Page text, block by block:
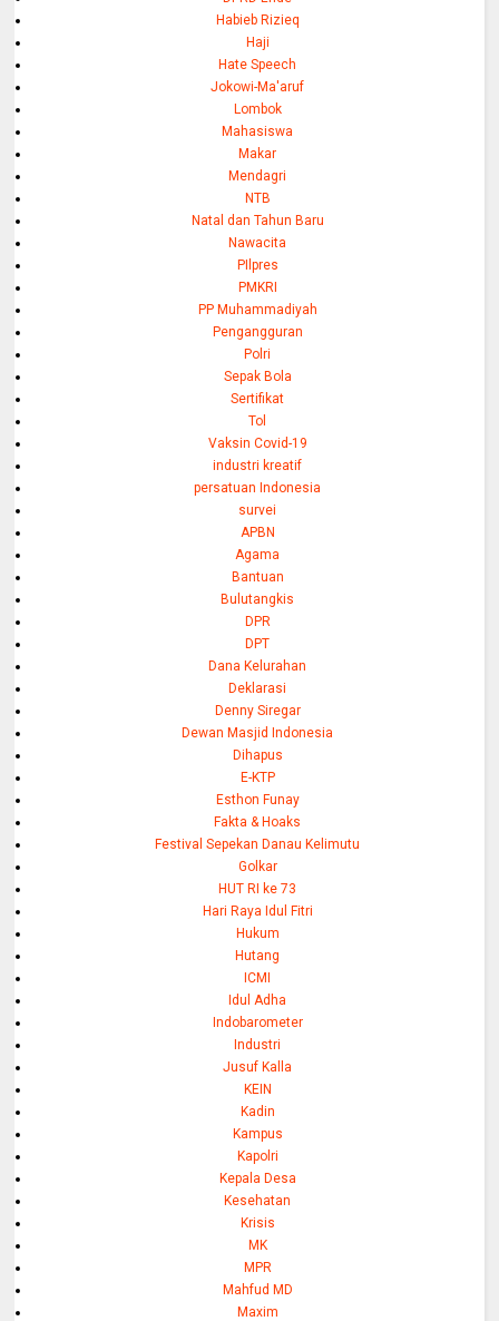
Habieb Rizieq
Haji
Hate Speech
Jokowi-Ma'aruf
Lombok
Mahasiswa
Makar
Mendagri
NTB
Natal dan Tahun Baru
Nawacita
PIlpres
PMKRI
PP Muhammadiyah
Pengangguran
Polri
Sepak Bola
Sertifikat
Tol
Vaksin Covid-19
industri kreatif
persatuan Indonesia
survei
APBN
Agama
Bantuan
Bulutangkis
DPR
DPT
Dana Kelurahan
Deklarasi
Denny Siregar
Dewan Masjid Indonesia
Dihapus
E-KTP
Esthon Funay
Fakta & Hoaks
Festival Sepekan Danau Kelimutu
Golkar
HUT RI ke 73
Hari Raya Idul Fitri
Hukum
Hutang
ICMI
Idul Adha
Indobarometer
Industri
Jusuf Kalla
KEIN
Kadin
Kampus
Kapolri
Kepala Desa
Kesehatan
Krisis
MK
MPR
Mahfud MD
Maxim